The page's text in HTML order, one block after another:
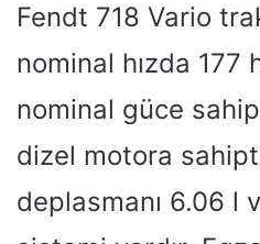
Fendt 718 Vario
nominal hızda 177
nominal güce
dizel motora
deplasmanı 6.06 l